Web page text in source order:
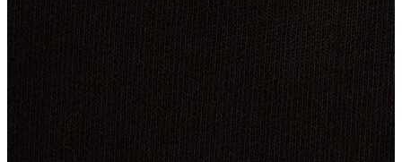
Ceket
Eşofman Altı
T-shirt